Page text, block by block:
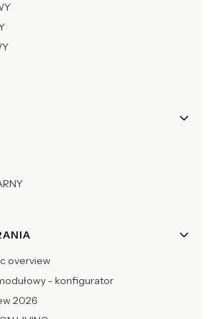
overview
- konfigurator
2026